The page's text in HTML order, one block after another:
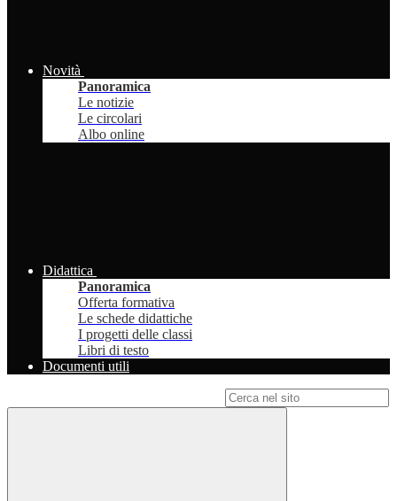
Novità
Panoramica
Le notizie
Le circolari
Albo online
Didattica
Panoramica
Offerta formativa
Le schede didattiche
I progetti delle classi
Libri di testo
Documenti utili